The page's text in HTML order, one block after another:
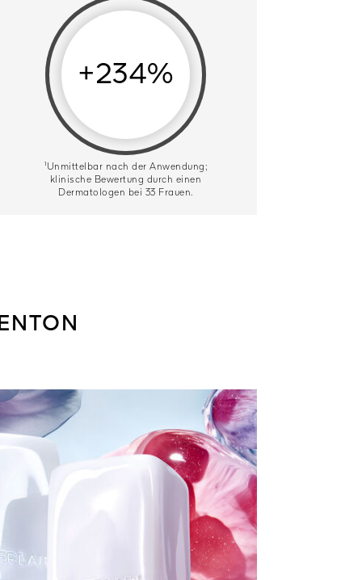
+234%
¹Unmittelbar nach der Anwendung;
klinische Bewertung durch einen
Dermatologen bei 33 Frauen.